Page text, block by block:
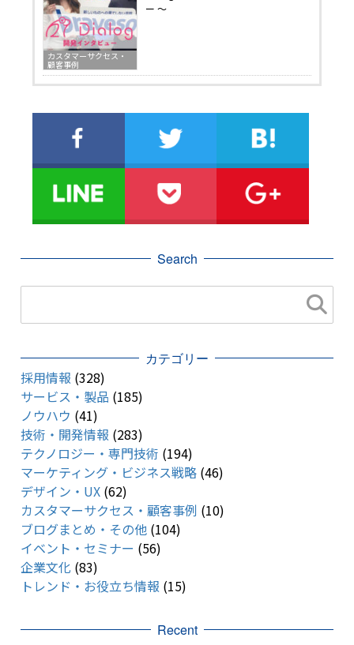
カスタマーサクセス・
顧客事例
ー 〜
Search
カテゴリー
採用情報 (328)
サービス・製品 (185)
ノウハウ (41)
技術・開発情報 (283)
テクノロジー・専門技術 (194)
マーケティング・ビジネス戦略(46)
デザイン・UX(62)
カスタマーサクセス・顧客事例 (10)
ブログまとめ・その他(104)
イベント・セミナー (56)
企業文化 (83)
トレンド・お役立ち情報 (15)
Recent